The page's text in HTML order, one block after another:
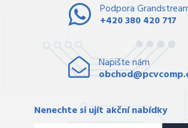
Podpora
+420 380 420 717
Napište nám
Nenechte si ujít akční nabídky